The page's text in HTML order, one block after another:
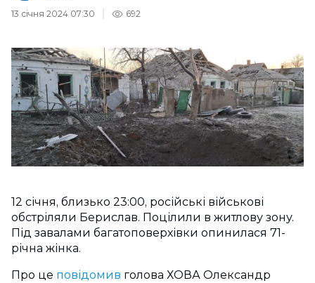
13 січня 2024 07:30
692
12 січня, близько 23:00, російські військові
обстріляли Берислав. Поцілили в житлову зону.
Під завалами багатоповерхівки опинилася 71-
річна жінка.
Про це повідомив голова ХОВА Олександр